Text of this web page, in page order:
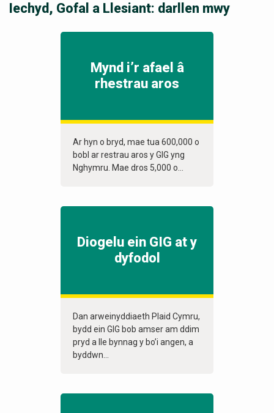
Iechyd, Gofal a Llesiant: darllen mwy
Mynd i’r afael â
rhestrau aros
Ar hyn o bryd, mae tua 600,000 o
bobl ar restrau aros y GIG yng
Nghymru. Mae dros 5,000 o...
Diogelu ein GIG at y
dyfodol
Dan arweinyddiaeth Plaid Cymru,
bydd ein GIG bob amser am ddim
pryd a lle bynnag y bo’i angen, a
byddwn...